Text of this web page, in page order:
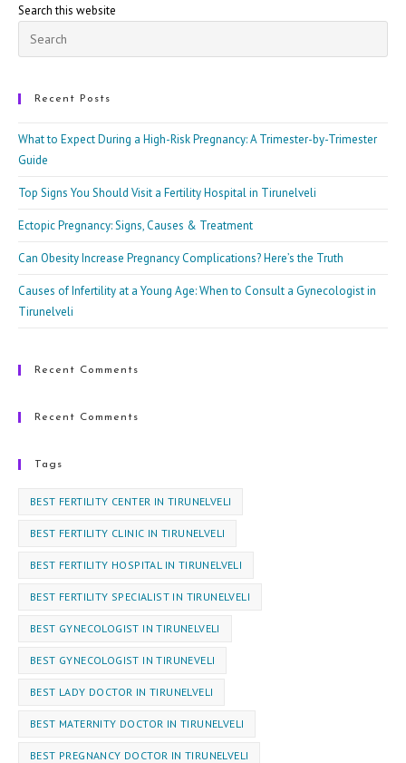
Search this website
Recent Posts
What to Expect During a High-Risk Pregnancy: A Trimester-by-Trimester
Guide
Top Signs You Should Visit a Fertility Hospital in Tirunelveli
Ectopic Pregnancy: Signs, Causes & Treatment
Can Obesity Increase Pregnancy Complications? Here’s the Truth
Causes of Infertility at a Young Age: When to Consult a Gynecologist in
Tirunelveli
Recent Comments
Recent Comments
Tags
BEST FERTILITY CENTER IN TIRUNELVELI
BEST FERTILITY CLINIC IN TIRUNELVELI
BEST FERTILITY HOSPITAL IN TIRUNELVELI
BEST FERTILITY SPECIALIST IN TIRUNELVELI
BEST GYNECOLOGIST IN TIRUNELVELI
BEST GYNECOLOGIST IN TIRUNEVELI
BEST LADY DOCTOR IN TIRUNELVELI
BEST MATERNITY DOCTOR IN TIRUNELVELI
BEST PREGNANCY DOCTOR IN TIRUNELVELI